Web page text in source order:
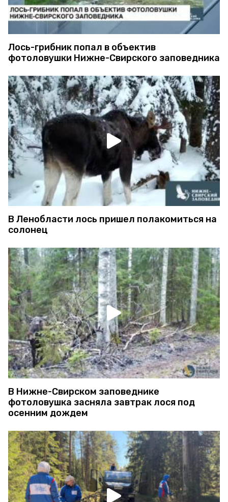
Лось-грибник попал в объектив
фотоловушки Нижне-Свирского заповедника
В Ленобласти лось пришел полакомиться на
солонец
В Нижне-Свирском заповеднике
фотоловушка засняла завтрак лося под
осенним дождем